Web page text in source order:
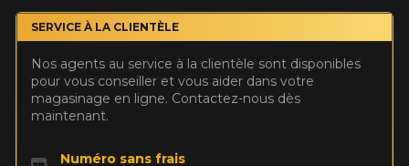
RECHERCHE DE PNEUS VOIR TOUT
Rechercher par
Par dimensions Par véhicule
ROUES
RECHERCHE DE ROUES
ENSEMBLES
PROMOTIONS
SERVICE À LA CLIENTÈLE
Nos agents au service à la clientèle sont disponibles
pour vous conseiller et vous aider dans votre
magasinage en ligne. Contactez-nous dès
maintenant.
Numéro sans frais